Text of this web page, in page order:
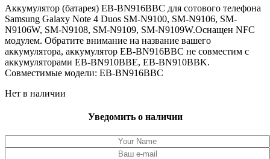
составляла
2,988.00₽.
2,739.00₽.
Аккумулятор (батарея) EB-BN916BBC для сотового телефона
Samsung Galaxy Note 4 Duos SM-N9100, SM-N9106, SM-
N9106W, SM-N9108, SM-N9109, SM-N9109W.Оснащен NFC
модулем. Обратите внимание на название вашего
аккумулятора, аккумулятор EB-BN916BBC не совместим с
аккумуляторами EB-BN910BBE, EB-BN910BBK.
Совместимые модели: EB-BN916BBC
Нет в наличии
Уведомить о наличии